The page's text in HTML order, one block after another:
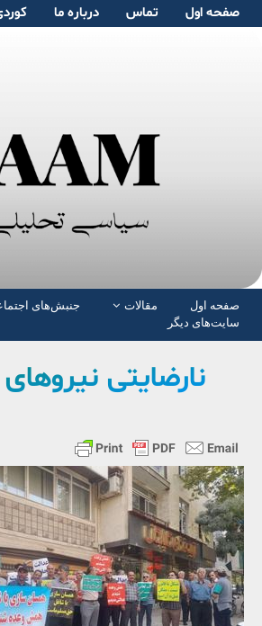
صفحە اول تماس دربارە ما
صفحە اول مقالات جنبش‌های
سایت‌های دیگر
نارضایتی